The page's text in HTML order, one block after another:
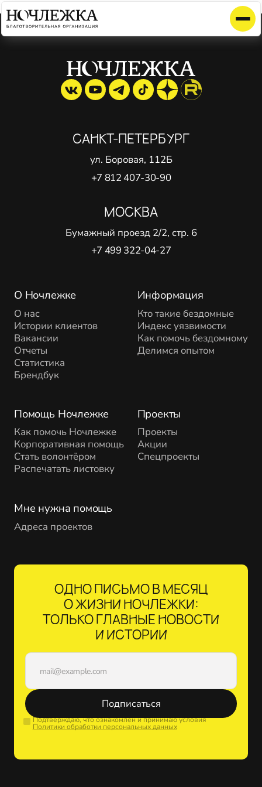
Элемент не найден!
О Ночлежке
О нас
Истории клиентов
Вакансии
Отчеты
Статистика
Брендбук
Помощь Ночлежке
Как помочь Ночлежке
Корпоративная помощь
Стать волонтёром
Распечатать листовку
Проекты
Проекты
Акции
Спецпроекты
Информация
Кто такие бездомные
Индекс уязвимости
Как помочь бездомному
Делимся опытом
Мне нужна помощь
Адреса проектов
САНКТ-ПЕТЕРБУРГ
ул. Боровая, 112Б
+7 812 407-30-90
МОСКВА
Бумажный проезд 2/2, стр. 6
+7 499 322-04-27
ОДНО ПИСЬМО В МЕСЯЦ
О ЖИЗНИ НОЧЛЕЖКИ:
ТОЛЬКО ГЛАВНЫЕ НОВОСТИ
И ИСТОРИИ
Подписаться
Подтверждаю, что ознакомлен и принимаю условия
Политики обработки персональных данных